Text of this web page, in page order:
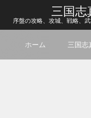
三国志
序盤の攻略、攻城、戦略、
ホーム 三国志